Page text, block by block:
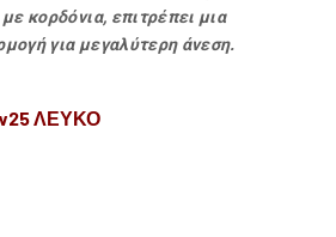
κορδόνια, επιτρέπει μια
για μεγαλύτερη άνεση.
w25 ΛΕΥΚΟ